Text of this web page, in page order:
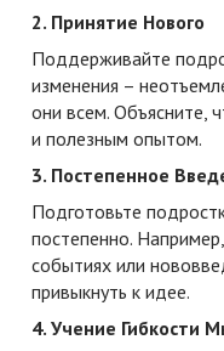
2. Принятие Нового
Поддерживайте
изменения –
они всем. Объясните,
и полезным опытом.
3. Постепенное
Подготовьте
постепенно.
событиях или
привыкнуть к идее.
4. Учение Гибкости